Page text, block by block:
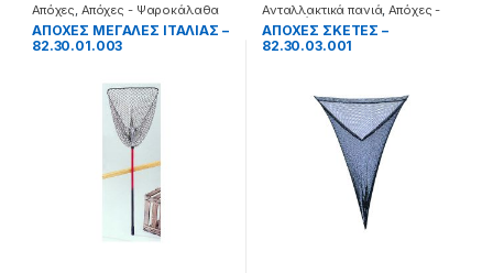
Απόχες, Απόχες - Ψαροκάλαθα
ΑΠΟΧΕΣ ΜΕΓΑΛΕΣ ΙΤΑΛΙΑΣ –
82.30.01.003
Ανταλλακτικά πανιά,Απόχες -
Ψαροκάλαθα
ΑΠΟΧΕΣ ΣΚΕΤΕΣ –
82.30.03.001